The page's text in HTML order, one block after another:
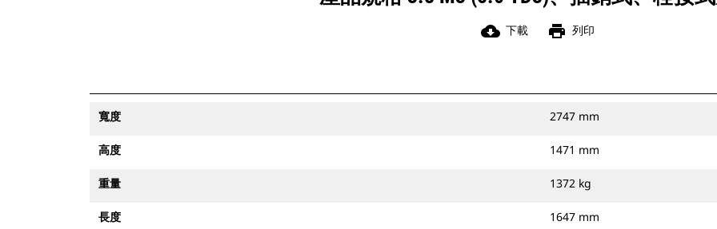
cloud_download 下載 print 列印
寬度 2747 mm
高度 1471 mm
重量 1372 kg
長度 1647 mm